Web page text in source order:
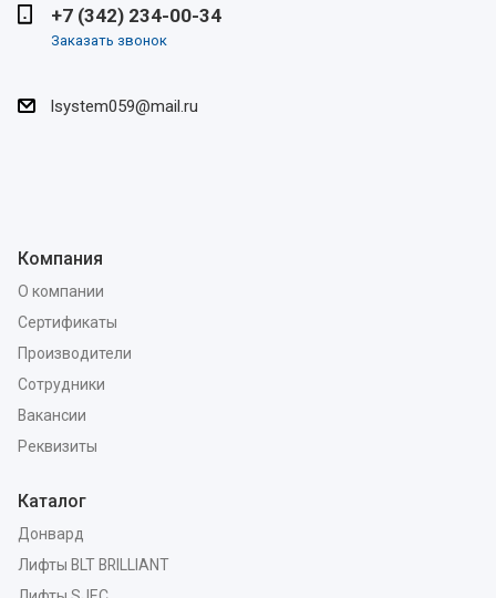
+7 (342) 234-00-34
Заказать звонок
lsystem059@mail.ru
Компания
О компании
Сертификаты
Производители
Сотрудники
Вакансии
Реквизиты
Каталог
Донвард
Лифты BLT BRILLIANT